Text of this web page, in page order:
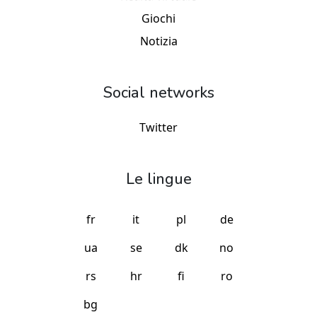
Giochi
Notizia
Social networks
Twitter
Le lingue
fr it pl
de
ua
se dk
no
rs
hr fi
ro
bg